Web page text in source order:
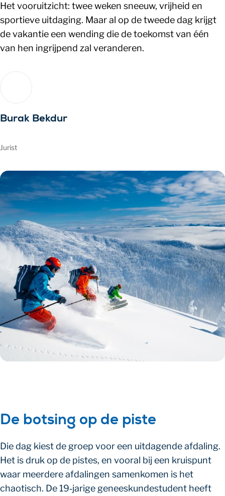
Het vooruitzicht: twee weken sneeuw, vrijheid en
sportieve uitdaging. Maar al op de tweede dag krijgt
de vakantie een wending die de toekomst van één
van hen ingrijpend zal veranderen.
Burak Bekdur
Jurist
De botsing op de piste
Die dag kiest de groep voor een uitdagende afdaling.
Het is druk op de pistes, en vooral bij een kruispunt
waar meerdere afdalingen samenkomen is het
chaotisch. De 19‑jarige geneeskundestudent heeft